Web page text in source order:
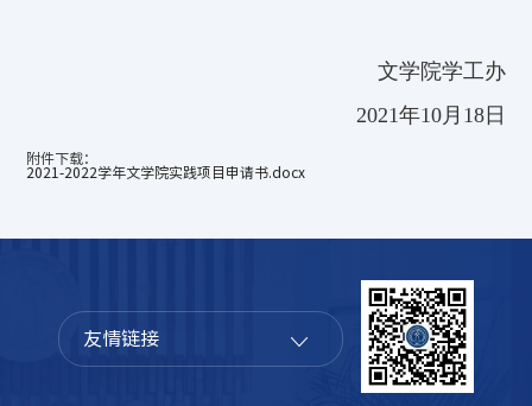
文学院学工办
2021年10月18日
附件下载：
2021-2022学年文学院实践项目申请书.docx
友情链接